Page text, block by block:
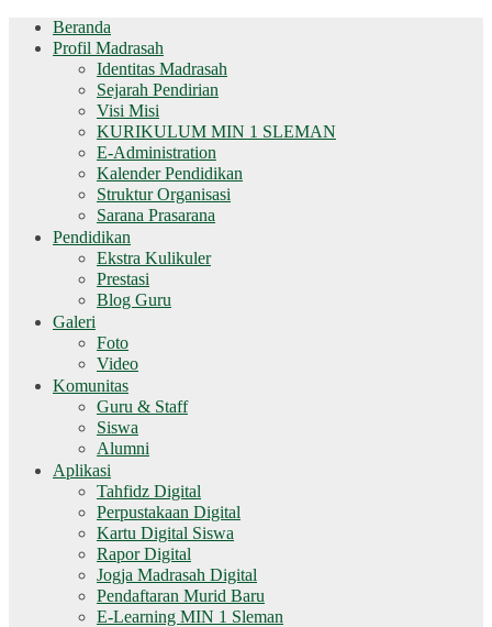
Beranda
Profil Madrasah
Identitas Madrasah
Sejarah Pendirian
Visi Misi
KURIKULUM MIN 1 SLEMAN
E-Administration
Kalender Pendidikan
Struktur Organisasi
Sarana Prasarana
Pendidikan
Ekstra Kulikuler
Prestasi
Blog Guru
Galeri
Foto
Video
Komunitas
Guru & Staff
Siswa
Alumni
Aplikasi
Tahfidz Digital
Perpustakaan Digital
Kartu Digital Siswa
Rapor Digital
Jogja Madrasah Digital
Pendaftaran Murid Baru
E-Learning MIN 1 Sleman